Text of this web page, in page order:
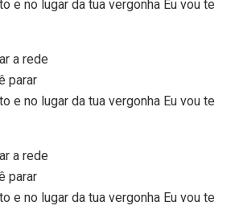
e no lugar da tua vergonha Eu vou te
a rede
parar
e no lugar da tua vergonha Eu vou te
a rede
parar
e no lugar da tua vergonha Eu vou te